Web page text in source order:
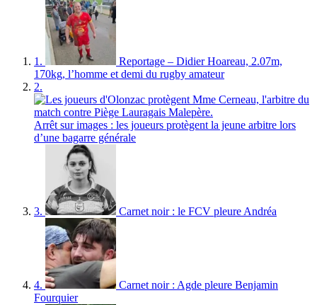
1.
Reportage – Didier Hoareau, 2.07m,
170kg, l’homme et demi du rugby amateur
2.
Arrêt sur images : les joueurs protègent la jeune arbitre lors
d’une bagarre générale
3. Carnet noir : le FCV pleure Andréa
4.
Carnet noir : Agde pleure Benjamin
Fourquier